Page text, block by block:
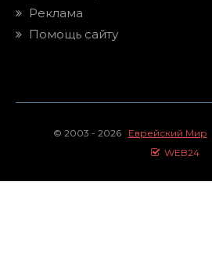
Реклама
Помощь сайту
© 2003 - 2026 Еврейский Мир
WEB24